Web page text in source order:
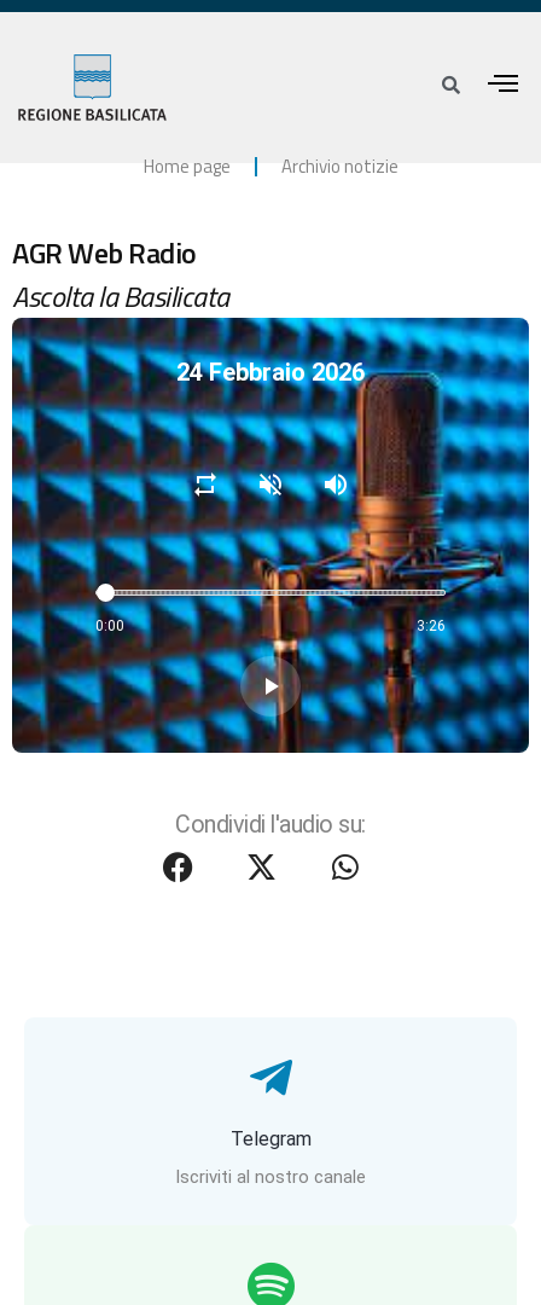
Home page Archivio notizie
AGR Web Radio
Ascolta la Basilicata
24 Febbraio 2026
repeat volume_off volume_up
0:00 3:26
play_arrow
Condividi l'audio su:
Telegram
Iscriviti al nostro canale